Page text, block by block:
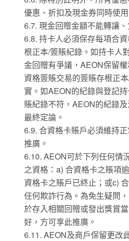
優惠、折扣及現金券同時使用
6.7. 現金回贈金額不能轉讓
6.8. 持卡人必須保存每項合
根正本/簽賬紀錄。如持卡人
金回贈有爭議，AEON保留
資格簽賬交易的簽賬存根正
實。如AEON的紀錄與登記
賬紀錄不符，AEON的紀錄
最終定論。
6.9. 合資格卡賬戶必須維持
推廣。
6.10. AEON可於下列任何情
之資格：a) 合資格卡之賬項
資格卡之賬戶已終止；或c)
任何欺詐行為。為免生疑問
於存入相關回贈或發出獎賞
好，方可享此推廣。
6.11. AEON及商戶保留更改